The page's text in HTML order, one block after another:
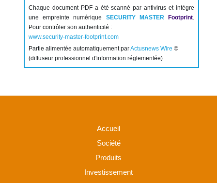
Chaque document PDF a été scanné par antivirus et intègre
une empreinte numérique SECURITY MASTERFootprint.
Pour contrôler son authenticité :
www.security-master-footprint.com
Partie alimentée automatiquement parActusnews Wire ©
(diffuseur professionnel d'information réglementée)
Accueil
Société
Produits
Investissement